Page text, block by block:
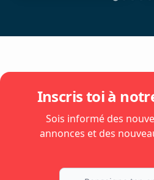
Inscris toi à
Sois informé des
annonces et des